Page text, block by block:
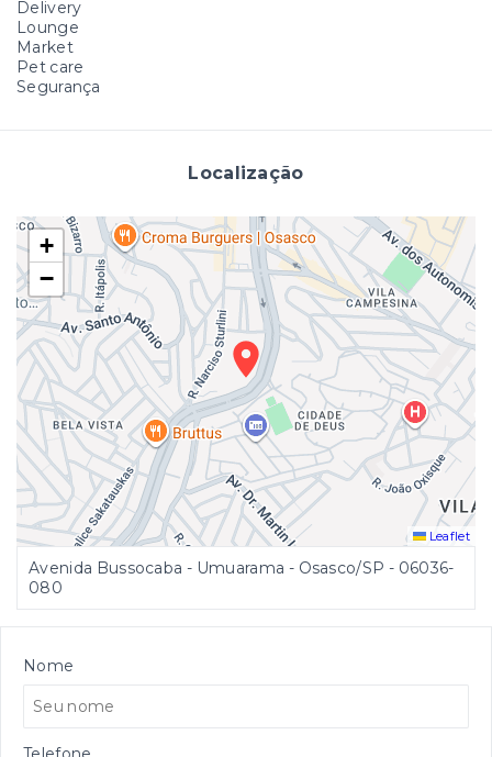
Delivery
Lounge
Market
Pet care
Segurança
Localização
+
−
Leaflet
Avenida Bussocaba - Umuarama - Osasco/SP - 06036-
080
Nome